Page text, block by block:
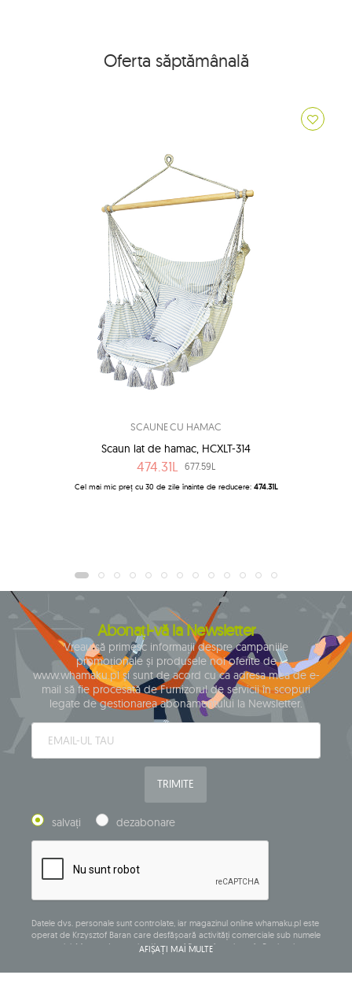
Oferta săptămânală
SCAUNE CU HAMAC
Scaun lat de hamac, HCXLT-314
474.31L 677.59L
Cel mai mic preț cu 30 de zile înainte de reducere: 474.31L
Abonați-vă la Newsletter
Vreau să primesc informații despre campaniile
promoționale și produsele noi oferite de
www.whamaku.pl și sunt de acord cu ca adresa mea de e-
mail să fie procesată de Furnizorul de servicii în scopuri
legate de gestionarea abonamentului la Newsletter.
TRIMITE
salvați dezabonare
Datele dvs. personale sunt controlate, iar magazinul online whamaku.pl este
operat de Krzysztof Baran care desfășoară activități comerciale sub numele
companiei: Mouton Interactive Krzysztof Baran, înregistrat în Registrul
central al activităților comerciale și având sediul social la ul. Starowiejska
AFIȘAȚI MAI MULTE